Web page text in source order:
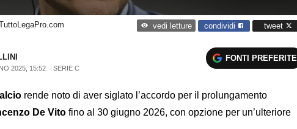
vedi letture condividi tweet
2025, 15:52 SERIE C
FONTI PREFERITE
rende noto di aver siglato l’accordo per il prolungamento
De Vito fino al 30 giugno 2026, con opzione per un’ulteriore